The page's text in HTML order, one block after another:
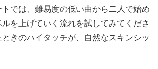
では、難易度の低い曲から二人で始め
を上げていく流れを試してみてくださ
きのハイタッチが、自然なスキンシッ